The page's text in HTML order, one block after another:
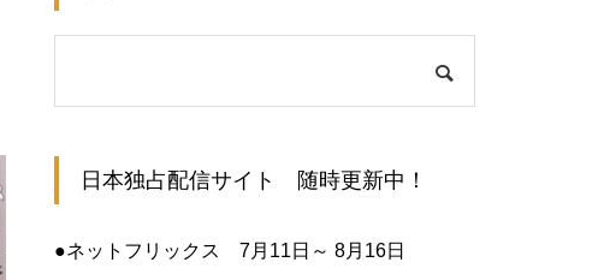
日本独占配信サイト 随時更新中！
●ネットフリックス 7月11日～ 8月16日